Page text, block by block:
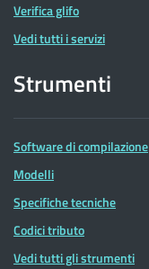
Verifica glifo
Vedi tutti i servizi
Strumenti
Software di compilazione
Modelli
Specifiche tecniche
Codici tributo
Vedi tutti gli strumenti